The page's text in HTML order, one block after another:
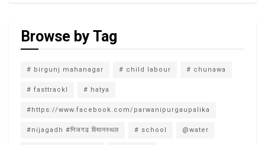
Browse by Tag
# birgunj mahanagar # child labour # chunawa
# fasttrackl # hatya
#https://www.facebook.com/parwanipurgaupalika
#nijagadh #निजगढ विमानस्थल # school @water